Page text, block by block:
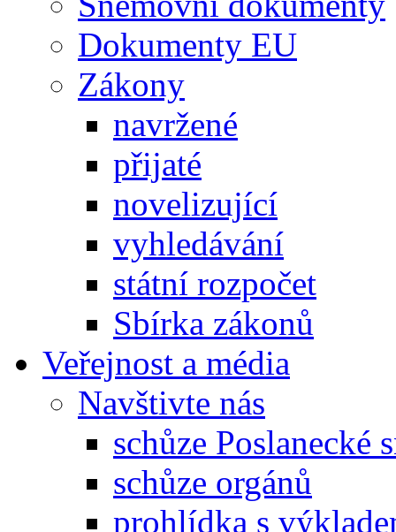
Dokumenty EU
Zákony
navržené
přijaté
novelizující
vyhledávání
státní rozpočet
Sbírka zákonů
Veřejnost a média
Navštivte nás
schůze Poslanecké
schůze orgánů
prohlídka s